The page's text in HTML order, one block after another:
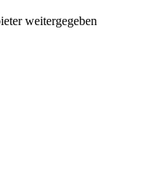
weitergegeben